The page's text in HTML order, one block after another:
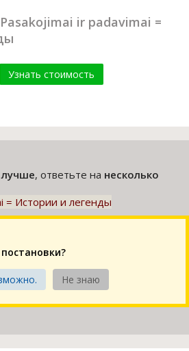
ir padavimai =
Узнать стоимость
лучше, ответьте на несколько
= Истории и легенды
Не знаю